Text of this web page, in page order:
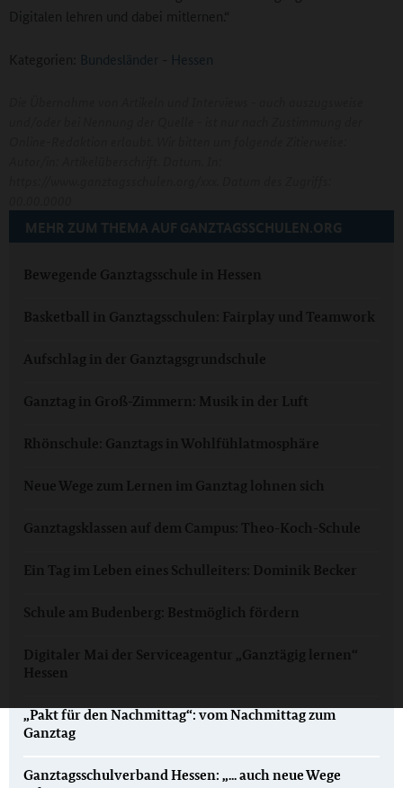
Digitalen lehren und dabei mitlernen.“
Kategorien: Bundesländer - Hessen
MEHR ZUM THEMA AUF GANZTAGSSCHULEN.ORG
Bewegende Ganztagsschule in Hessen
Basketball in Ganztagsschulen: Fairplay und Teamwork
Aufschlag in der Ganztagsgrundschule
Ganztag in Groß-Zimmern: Musik in der Luft
Rhönschule: Ganztags in Wohlfühlatmosphäre
Neue Wege zum Lernen im Ganztag lohnen sich
Ganztagsklassen auf dem Campus: Theo-Koch-Schule
Ein Tag im Leben eines Schulleiters: Dominik Becker
Schule am Budenberg: Bestmöglich fördern
Digitaler Mai der Serviceagentur „Ganztägig lernen“
Hessen
„Pakt für den Nachmittag“: vom Nachmittag zum
Ganztag
Ganztagsschulverband Hessen: „... auch neue Wege